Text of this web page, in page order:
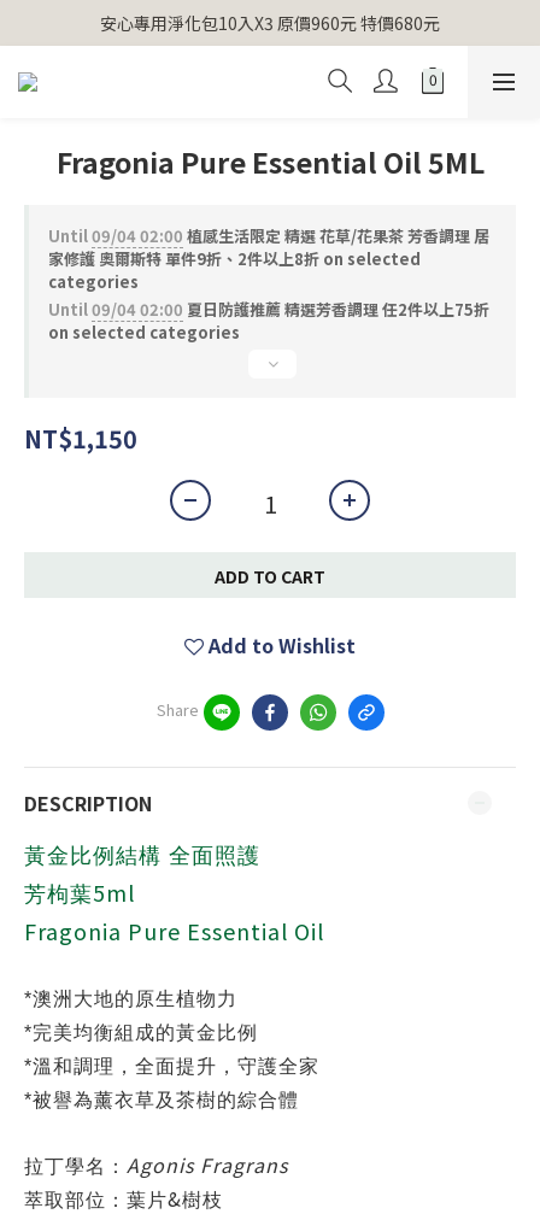
【官網獨家】首次消費 不限金額 即送 香遇熊超人行李吊牌
安心專用淨化包10入X3 原價960元 特價680元
氣場淨化全系列 66折起
Fragonia Pure Essential Oil 5ML
Until09/04 02:00 植感生活限定 精選 花草/花果茶 芳香調理 居
家修護 奧爾斯特 單件9折、2件以上8折 on selected
categories
Until09/04 02:00 夏日防護推薦 精選芳香調理 任2件以上75折
on selected categories
NT$1,150
ADD TO CART
Add to Wishlist
Share
DESCRIPTION
黃金比例結構 全面照護
芳枸葉5ml
Fragonia Pure Essential Oil
*澳洲大地的原生植物力
*完美均衡組成的黃金比例
*溫和調理，全面提升，守護全家
*被譽為薰衣草及茶樹的綜合體
拉丁學名： Agonis Fragrans
萃取部位：葉片&樹枝